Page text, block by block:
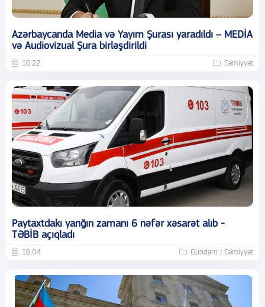
Azərbaycanda Media və Yayım Şurası yaradıldı – MEDİA
və Audiovizual Şura birləşdirildi
16:22 Cəmiyyət
Paytaxtdakı yanğın zamanı 6 nəfər xəsarət alıb -
TƏBİB açıqladı
16:04 Gündəm / Cəmiyyət